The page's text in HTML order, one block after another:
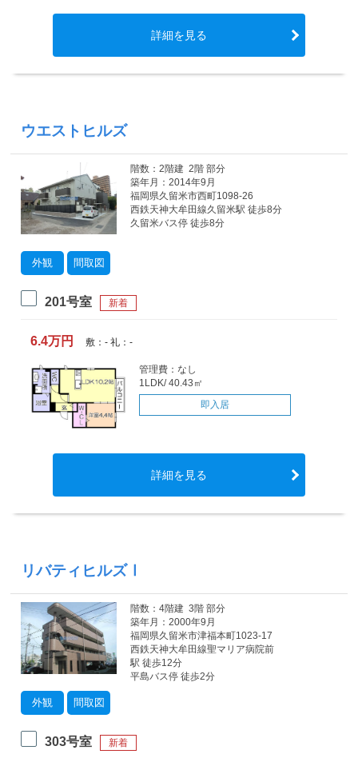
詳細を見る
ウエストヒルズ
外観 間取図
階数：2階建 2階 部分
築年月：2014年9月
福岡県久留米市西町1098-26
西鉄天神大牟田線久留米駅 徒歩8分
久留米バス停 徒歩8分
201号室 新着
6.4万円 敷：- 礼：-
管理費：なし
1LDK/ 40.43㎡
即入居
詳細を見る
リバティヒルズⅠ
外観 間取図
階数：4階建 3階 部分
築年月：2000年9月
福岡県久留米市津福本町1023-17
西鉄天神大牟田線聖マリア病院前
駅 徒歩12分
平島バス停 徒歩2分
303号室 新着